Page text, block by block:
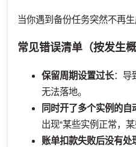
当你遇到备份任务突然不再
常见错误清单（按发生概
保留周期设置过长：导
无法落地。
同时开了多个实例的自
出现“某些实例正常，某
账单扣款失败后没有处